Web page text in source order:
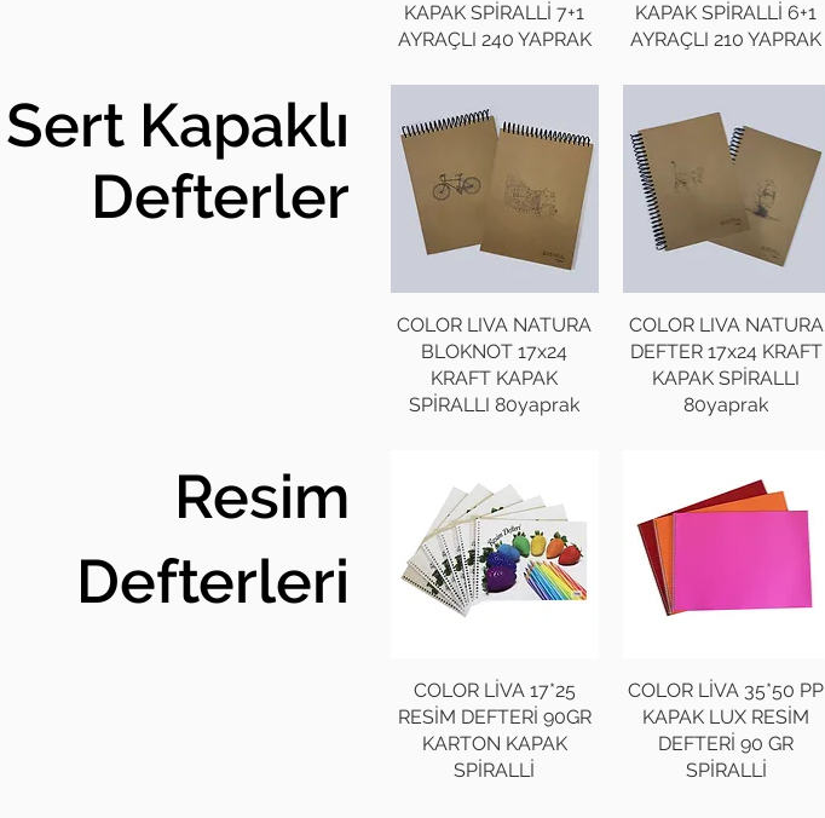
KAPAK SPİRALLİ 7+1
AYRAÇLI 240 YAPRAK
KAPAK SPİRALLİ 6+1
AYRAÇLI 210 YAPRAK
Sert Kapaklı
Defterler
COLOR LIVA NATURA
BLOKNOT 17x24
KRAFT KAPAK
SPİRALLI 80yaprak
COLOR LIVA NATURA
DEFTER 17x24 KRAFT
KAPAK SPİRALLI
80yaprak
Resim
Defterleri
COLOR LİVA 17*25
RESİM DEFTERİ 90GR
KARTON KAPAK
SPİRALLİ
COLOR LİVA 35*50 PP
KAPAK LUX RESİM
DEFTERİ 90 GR
SPİRALLİ